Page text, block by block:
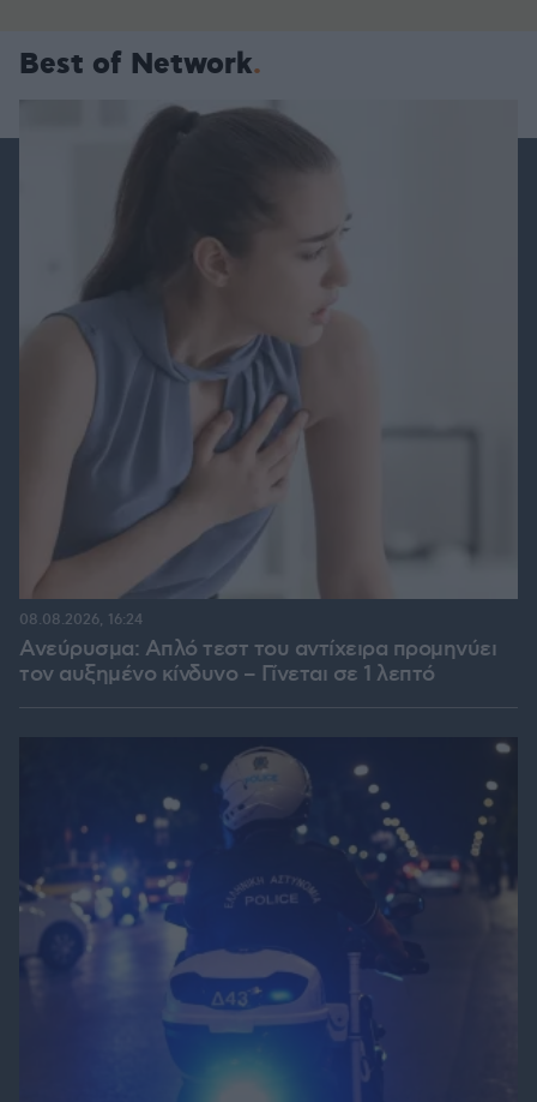
Best of Network
Ανεύρυσμα: Απλό τεστ του αντίχειρα προμηνύει
τον αυξημένο κίνδυνο – Γίνεται σε 1 λεπτό
08.08.2026, 16:24